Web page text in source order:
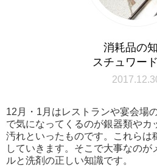
消耗品の
スチュワー
12月・1月はレストランや宴会場
で気になってくるのが銀器類やカ
汚れといったものです。これらは
していきます。そこで大事なのが
ルと洗剤の正しい知識です。